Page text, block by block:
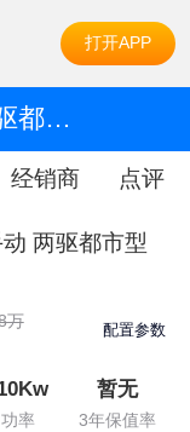
打开APP
2015款 1.5T 手动 两驱都市型 5座
经销商 点评
两驱都市型
万 配置参数
功率
暂无
3年保值率